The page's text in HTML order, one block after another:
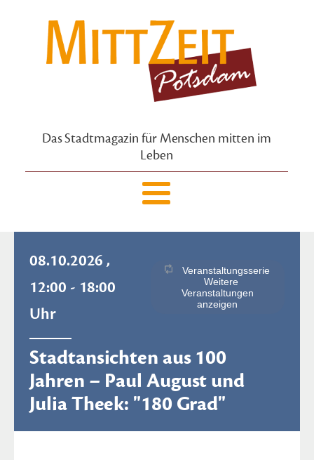
Das Stadtmagazin für Menschen mitten im
Leben
08.10.2026 ,
12:00 - 18:00
Uhr
Veranstaltungsserie
Weitere
Veranstaltungen
anzeigen
Stadtansichten aus 100
Jahren – Paul August und
Julia Theek: "180 Grad"